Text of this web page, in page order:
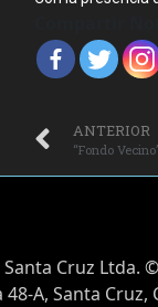
ANTERIOR
Cruz Ltda.
A, Santa Cruz,